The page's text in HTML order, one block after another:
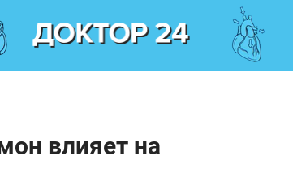
влияет на